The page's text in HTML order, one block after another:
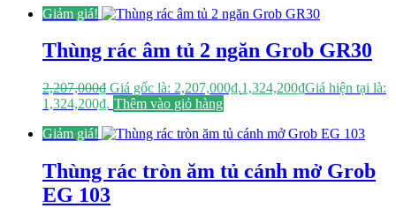
Giảm giá!
Thùng rác âm tủ 2 ngăn Grob GR30
2,207,000₫ Giá gốc là: 2,207,000₫.1,324,200₫Giá hiện tại là:
1,324,200₫. Thêm vào giỏ hàng
Giảm giá!
Thùng rác tròn ăm tủ cánh mở Grob
EG 103